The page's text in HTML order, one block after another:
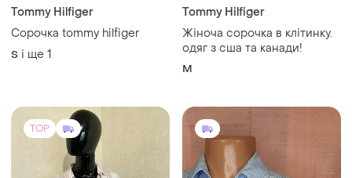
Tommy Hilfiger
Сорочка tommy hilfiger
S і ще 1
Tommy Hilfiger
Жіноча сорочка в клітинку.
одяг з сша та канади!
M
TOP